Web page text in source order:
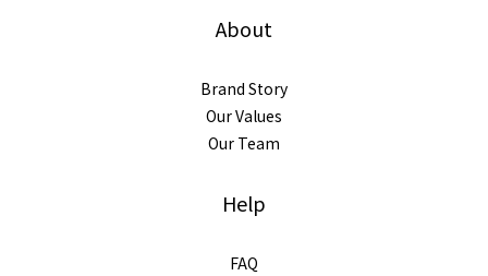
About
Brand Story
Our Values
Our Team
Help
FAQ